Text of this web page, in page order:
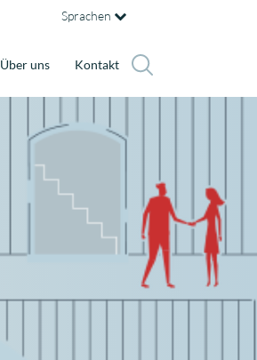
Sprachen
Über uns Kontakt